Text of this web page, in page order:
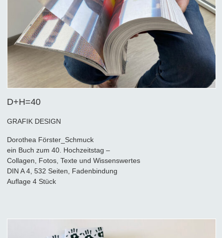
D+H=40
GRAFIK DESIGN
Dorothea Förster_Schmuck
ein Buch zum 40. Hochzeitstag –
Collagen, Fotos, Texte und Wissenswertes
DIN A 4, 532 Seiten, Fadenbindung
Auflage 4 Stück